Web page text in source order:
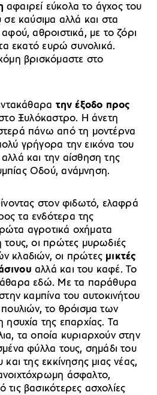
αφαιρεί εύκολα το άγχος του
σε καύσιμα αλλά και στα
αθροιστικά, με το ζόρι
τα εκατό ευρώ συνολικά.
βρισκόμαστε στο
την έξοδο προς
Ξυλόκαστρο. Η άνετη
πάνω από τη μοντέρνα
γρήγορα την εικόνα του
και την αίσθηση της
Οδού, ανάμνηση.
στον φιδωτό, ελαφρά
τα ενδότερα της
αγροτικά οχήματα
τους, οι πρώτες μυρωδιές
κλαδιών, οι πρώτες μικτές
αλλά και του καφέ. Το
εδώ. Με τα παράθυρα
καμπίνα του αυτοκινήτου
το θρόισμα των
ησυχία της επαρχίας. Τα
τα οποία κυριαρχούν στην
φύλλα τους, σημάδι του
και της εκκίνησης μιας νέας,
άσφαλτο,
βασικότερες ασχολίες